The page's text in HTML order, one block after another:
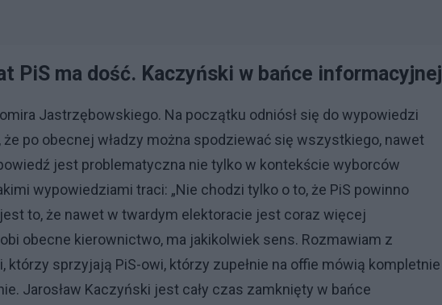
PiS ma dość. Kaczyński w bańce informacyjnej
Jastrzębowskiego. Na początku odniósł się do wypowiedzi
że po obecnej władzy można spodziewać się wszystkiego, nawet
jest problematyczna nie tylko w kontekście wyborców
wypowiedziami traci: „Nie chodzi tylko o to, że PiS powinno
to, że nawet w twardym elektoracie jest coraz więcej
obecne kierownictwo, ma jakikolwiek sens. Rozmawiam z
sprzyjają PiS-owi, którzy zupełnie na offie mówią kompletnie
Jarosław Kaczyński jest cały czas zamknięty w bańce